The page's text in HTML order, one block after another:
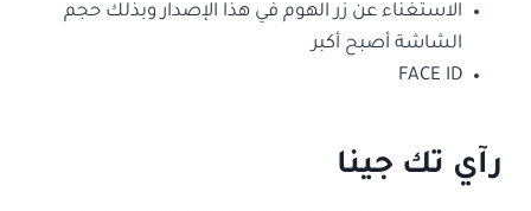
الاستغناء عن زر الهوم في هذا الإصدار وبذلك حجم
الشاشة أصبح أكبر
FACE ID
رآي تك جينا